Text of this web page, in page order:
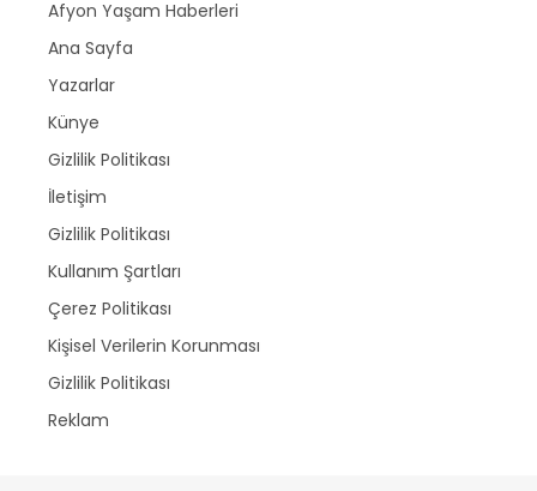
Afyon Yaşam Haberleri
Ana Sayfa
Yazarlar
Künye
Gizlilik Politikası
İletişim
Gizlilik Politikası
Kullanım Şartları
Çerez Politikası
Kişisel Verilerin Korunması
Gizlilik Politikası
Reklam